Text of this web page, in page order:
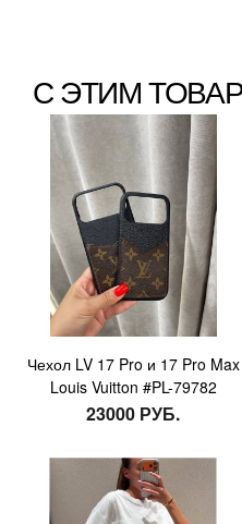
С ЭТИМ
Чехол LV 17 Pro и 17 Pro Max
Louis Vuitton #PL-79782
23000 РУБ.